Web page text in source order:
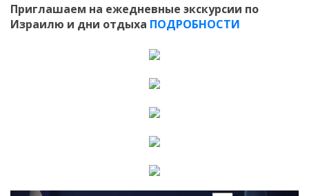
Приглашаем на ежедневные экскурсии по
Израилю и дни отдыха ПОДРОБНОСТИ